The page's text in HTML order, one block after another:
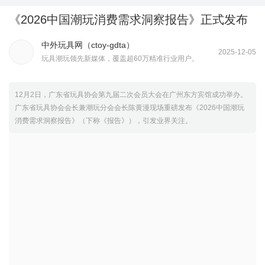
《2026中国潮玩消费需求洞察报告》正式发布
中外玩具网（ctoy-gdta）
玩具潮玩领先新媒体，覆盖超60万精准行业用户。
2025-12-05
12月2日，广东省玩具协会第九届二次会员大会在广州东方宾馆成功举办。
广东省玩具协会会长兼潮玩分会会长陈黄漫现场重磅发布《2026中国潮玩
消费需求洞察报告》（下称《报告》），引发业界关注。